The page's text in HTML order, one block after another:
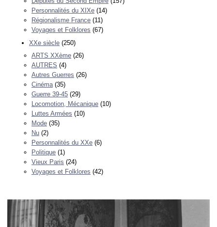
Personnalités du XIXe (14)
Régionalisme France (11)
Voyages et Folklores (67)
XXe siècle (250)
ARTS XXème (26)
AUTRES (4)
Autres Guerres (26)
Cinéma (35)
Guerre 39-45 (29)
Locomotion, Mécanique (10)
Luttes Armées (10)
Mode (35)
Nu (2)
Personnalités du XXe (6)
Politique (1)
Vieux Paris (24)
Voyages et Folklores (42)